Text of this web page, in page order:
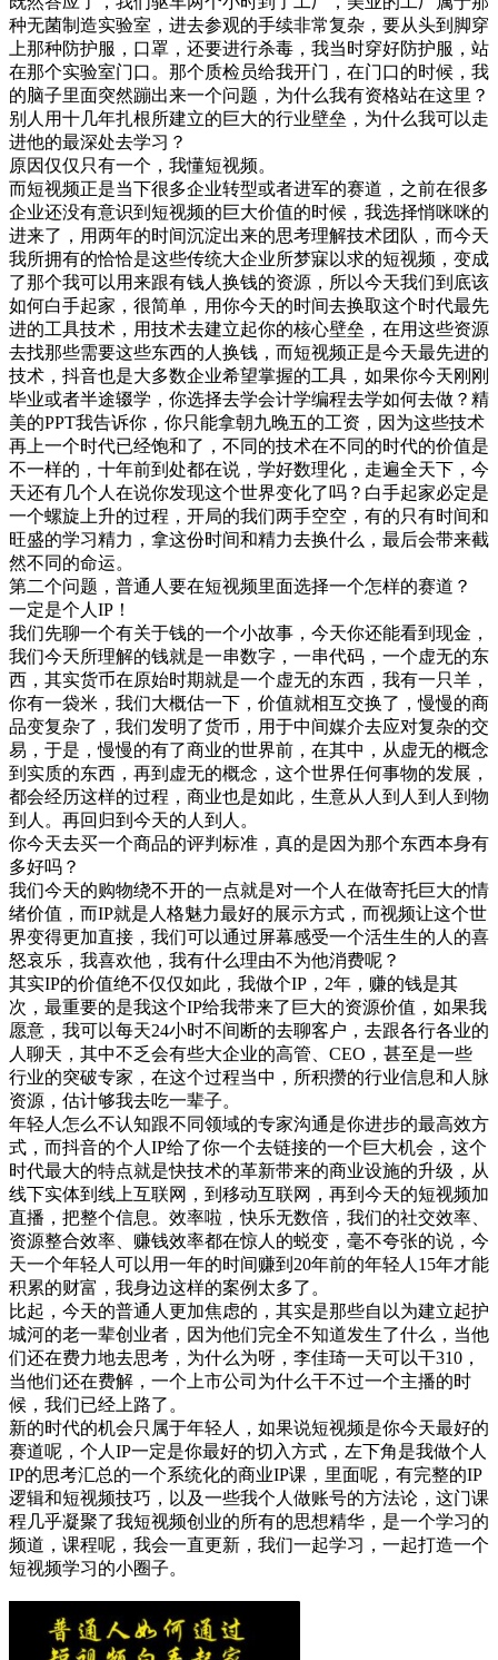
种无菌制造实验室，进去参观的手续非常复杂，要从头到脚穿
上那种防护服，口罩，还要进行杀毒，我当时穿好防护服，站
在那个实验室门口。那个质检员给我开门，在门口的时候，我
的脑子里面突然蹦出来一个问题，为什么我有资格站在这里？
别人用十几年扎根所建立的巨大的行业壁垒，为什么我可以走
进他的最深处去学习？
原因仅仅只有一个，我懂短视频。
而短视频正是当下很多企业转型或者进军的赛道，之前在很多
企业还没有意识到短视频的巨大价值的时候，我选择悄咪咪的
进来了，用两年的时间沉淀出来的思考理解技术团队，而今天
我所拥有的恰恰是这些传统大企业所梦寐以求的短视频，变成
了那个我可以用来跟有钱人换钱的资源，所以今天我们到底该
如何白手起家，很简单，用你今天的时间去换取这个时代最先
进的工具技术，用技术去建立起你的核心壁垒，在用这些资源
去找那些需要这些东西的人换钱，而短视频正是今天最先进的
技术，抖音也是大多数企业希望掌握的工具，如果你今天刚刚
毕业或者半途辍学，你选择去学会计学编程去学如何去做？精
美的PPT我告诉你，你只能拿朝九晚五的工资，因为这些技术
再上一个时代已经饱和了，不同的技术在不同的时代的价值是
不一样的，十年前到处都在说，学好数理化，走遍全天下，今
天还有几个人在说你发现这个世界变化了吗？白手起家必定是
一个螺旋上升的过程，开局的我们两手空空，有的只有时间和
旺盛的学习精力，拿这份时间和精力去换什么，最后会带来截
然不同的命运。
第二个问题，普通人要在短视频里面选择一个怎样的赛道？
一定是个人IP！
我们先聊一个有关于钱的一个小故事，今天你还能看到现金，
我们今天所理解的钱就是一串数字，一串代码，一个虚无的东
西，其实货币在原始时期就是一个虚无的东西，我有一只羊，
你有一袋米，我们大概估一下，价值就相互交换了，慢慢的商
品变复杂了，我们发明了货币，用于中间媒介去应对复杂的交
易，于是，慢慢的有了商业的世界前，在其中，从虚无的概念
到实质的东西，再到虚无的概念，这个世界任何事物的发展，
都会经历这样的过程，商业也是如此，生意从人到人到人到物
到人。再回归到今天的人到人。
你今天去买一个商品的评判标准，真的是因为那个东西本身有
多好吗？
我们今天的购物绕不开的一点就是对一个人在做寄托巨大的情
绪价值，而IP就是人格魅力最好的展示方式，而视频让这个世
界变得更加直接，我们可以通过屏幕感受一个活生生的人的喜
怒哀乐，我喜欢他，我有什么理由不为他消费呢？
其实IP的价值绝不仅仅如此，我做个IP，2年，赚的钱是其
次，最重要的是我这个IP给我带来了巨大的资源价值，如果我
愿意，我可以每天24小时不间断的去聊客户，去跟各行各业的
人聊天，其中不乏会有些大企业的高管、CEO，甚至是一些
行业的突破专家，在这个过程当中，所积攒的行业信息和人脉
资源，估计够我去吃一辈子。
年轻人怎么不认知跟不同领域的专家沟通是你进步的最高效方
式，而抖音的个人IP给了你一个去链接的一个巨大机会，这个
时代最大的特点就是快技术的革新带来的商业设施的升级，从
线下实体到线上互联网，到移动互联网，再到今天的短视频加
直播，把整个信息。效率啦，快乐无数倍，我们的社交效率、
资源整合效率、赚钱效率都在惊人的蜕变，毫不夸张的说，今
天一个年轻人可以用一年的时间赚到20年前的年轻人15年才能
积累的财富，我身边这样的案例太多了。
比起，今天的普通人更加焦虑的，其实是那些自以为建立起护
城河的老一辈创业者，因为他们完全不知道发生了什么，当他
们还在费力地去思考，为什么为呀，李佳琦一天可以干310，
当他们还在费解，一个上市公司为什么干不过一个主播的时
候，我们已经上路了。
新的时代的机会只属于年轻人，如果说短视频是你今天最好的
赛道呢，个人IP一定是你最好的切入方式，左下角是我做个人
IP的思考汇总的一个系统化的商业IP课，里面呢，有完整的IP
逻辑和短视频技巧，以及一些我个人做账号的方法论，这门课
程几乎凝聚了我短视频创业的所有的思想精华，是一个学习的
频道，课程呢，我会一直更新，我们一起学习，一起打造一个
短视频学习的小圈子。